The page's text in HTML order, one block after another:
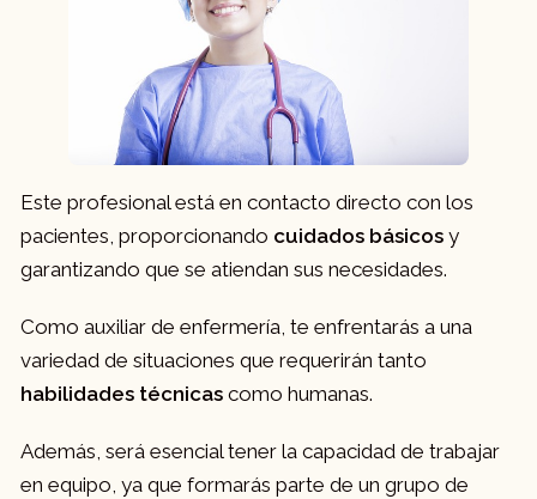
Este profesional está en contacto directo con los
pacientes, proporcionando cuidados básicos y
garantizando que se atiendan sus necesidades.
Como auxiliar de enfermería, te enfrentarás a una
variedad de situaciones que requerirán tanto
habilidades técnicas como humanas.
Además, será esencial tener la capacidad de trabajar
en equipo, ya que formarás parte de un grupo de